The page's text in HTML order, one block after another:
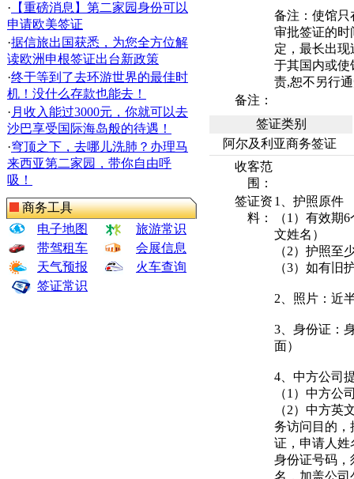
· 【重磅消息】第二家园身份可以
申请欧美签证
·据信旅出国获悉，为您全方位解
读欧洲申根签证出台新政策
·终于等到了去环游世界的最佳时
机！没什么存款也能去！
· 月收入能过3000元，你就可以去
沙巴享受国际海岛般的待遇！
·穹顶之下，去哪儿洗肺？办理马
来西亚第二家园，带你自由呼
吸！
商务工具
电子地图
旅游常识
带驾租车
会展信息
天气预报
火车查询
签证常识
备注：使馆只
审批签证的时
定，最长出
于其国内或使
责,恕不另行
备注：
签证类别
阿尔及利亚商务签证
收客范
围：
签证资
料：
1、护照原件
（1）有效期
文姓名）
（2）护照至
（3）如有旧
2、照片：近
3、身份证：
面）
4、中方公司
（1）中方公
（2）中方英
务访问目的，
证，申请人姓
身份证号码，
名，加盖公司